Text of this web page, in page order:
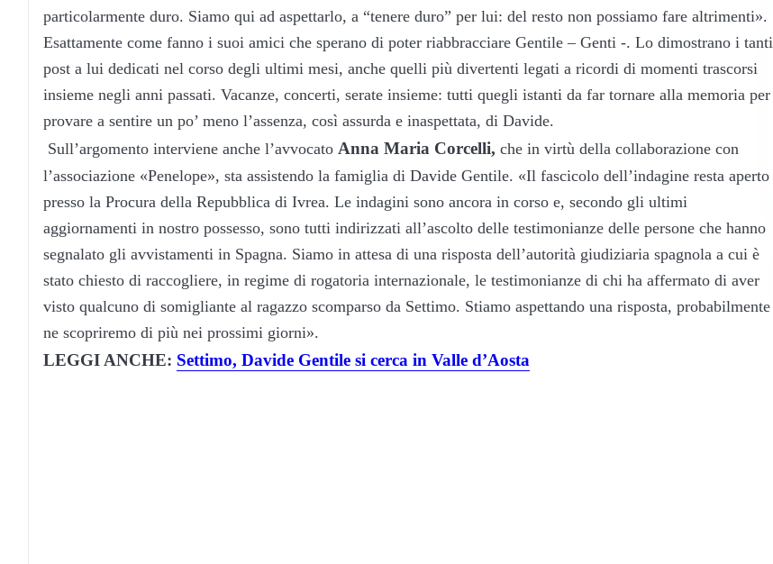
particolarmente duro. Siamo qui ad aspettarlo, a “tenere duro” per lui: del resto non possiamo fare altrimenti».
Esattamente come fanno i suoi amici che sperano di poter riabbracciare Gentile – Genti -. Lo dimostrano i tanti
post a lui dedicati nel corso degli ultimi mesi, anche quelli più divertenti legati a ricordi di momenti trascorsi
insieme negli anni passati. Vacanze, concerti, serate insieme: tutti quegli istanti da far tornare alla memoria per
provare a sentire un po’ meno l’assenza, così assurda e inaspettata, di Davide.
Sull’argomento interviene anche l’avvocato Anna Maria Corcelli, che in virtù della collaborazione con
l’associazione «Penelope», sta assistendo la famiglia di Davide Gentile. «Il fascicolo dell’indagine resta aperto
presso la Procura della Repubblica di Ivrea. Le indagini sono ancora in corso e, secondo gli ultimi
aggiornamenti in nostro possesso, sono tutti indirizzati all’ascolto delle testimonianze delle persone che hanno
segnalato gli avvistamenti in Spagna. Siamo in attesa di una risposta dell’autorità giudiziaria spagnola a cui è
stato chiesto di raccogliere, in regime di rogatoria internazionale, le testimonianze di chi ha affermato di aver
visto qualcuno di somigliante al ragazzo scomparso da Settimo. Stiamo aspettando una risposta, probabilmente
ne scopriremo di più nei prossimi giorni».
LEGGI ANCHE: Settimo, Davide Gentile si cerca in Valle d’Aosta